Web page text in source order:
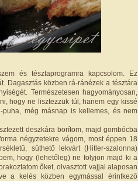
és tésztaprogramra kapcsolom. Ez
Dagasztás közben rá-ránézek a tésztára
Természetesen hagyományosan,
hogy ne lisztezzük túl, hanem egy kissé
még másnap is kellemes, és nem
deszkára borítom, majd gombócba
négyzetekre vágom, most éppen 18
süthető lekvárt (Hitler-szalonna)
hogy (lehetőleg) ne folyjon majd ki a
őket, olvasztott vajjal alaposan
a kelés közben egymással érintkező